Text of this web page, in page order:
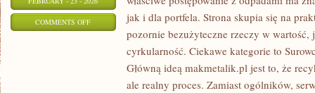
COMMENTS OFFON
TECHNOLOGICZNE
jak i dla portfela. Strona skupia się na
pozornie bezużyteczne rzeczy w wartość,
cyrkularność. Ciekawe kategorie to
Główną ideą makmetalik.pl jest to, że
ale realny proces. Zamiast ogólników,